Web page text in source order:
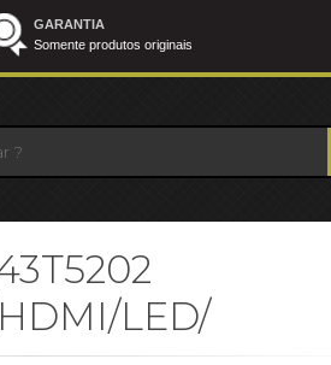
GARANTIA
Somente produtos originais
LED/